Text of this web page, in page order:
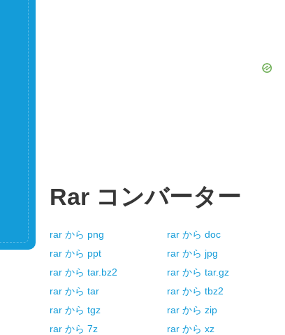
Rar コンバーター
rar から png rar から doc
rar から ppt rar から jpg
rar から tar.bz2 rar から tar.gz
rar から tar rar から tbz2
rar から tgz rar から zip
rar から 7z rar から xz